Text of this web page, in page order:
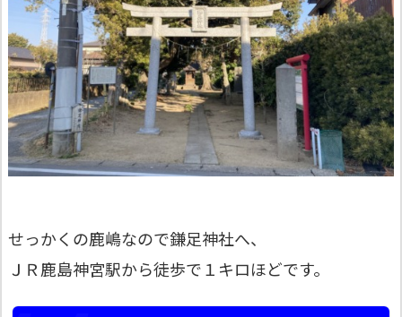
せっかくの鹿嶋なので鎌足神社へ、
ＪＲ鹿島神宮駅から徒歩で１キロほどです。